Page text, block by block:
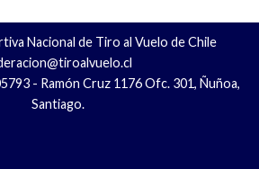
Nacional de Tiro al Vuelo de Chile
- Ramón Cruz 1176 Ofc. 301, Ñuñoa,
Santiago.